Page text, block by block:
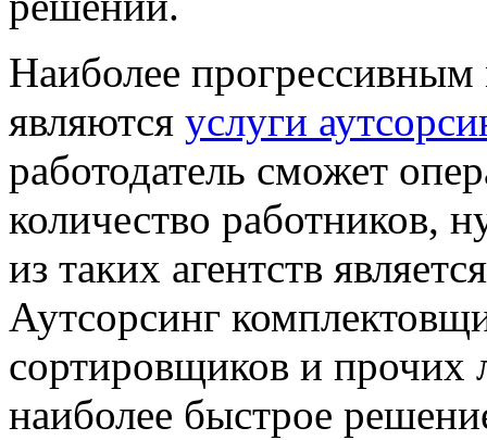
Наиболее прогрессивным
являются услуги
работодатель сможет
количество работников,
из таких агентств
Аутсорсинг
сортировщиков и прочих
наиболее быстрое